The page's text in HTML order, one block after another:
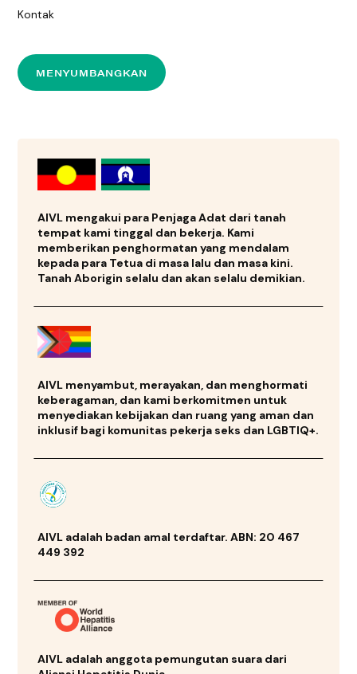
Kontak
MENYUMBANGKAN
AIVL mengakui para Penjaga Adat dari tanah
tempat kami tinggal dan bekerja. Kami
memberikan penghormatan yang mendalam
kepada para Tetua di masa lalu dan masa kini.
Tanah Aborigin selalu dan akan selalu demikian.
AIVL menyambut, merayakan, dan menghormati
keberagaman, dan kami berkomitmen untuk
menyediakan kebijakan dan ruang yang aman dan
inklusif bagi komunitas pekerja seks dan LGBTIQ+.
AIVL adalah badan amal terdaftar. ABN: 20 467
449 392
AIVL adalah anggota pemungutan suara dari